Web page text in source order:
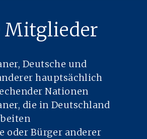
Mitglieder
Deutsche und
hauptsächlich
Nationen
die in Deutschland
oder Bürger anderer